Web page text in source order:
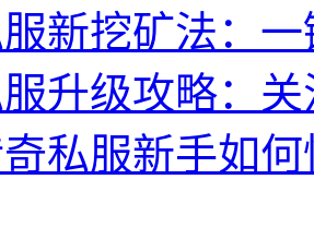
新挖矿法：
升级攻略：
私服新手如